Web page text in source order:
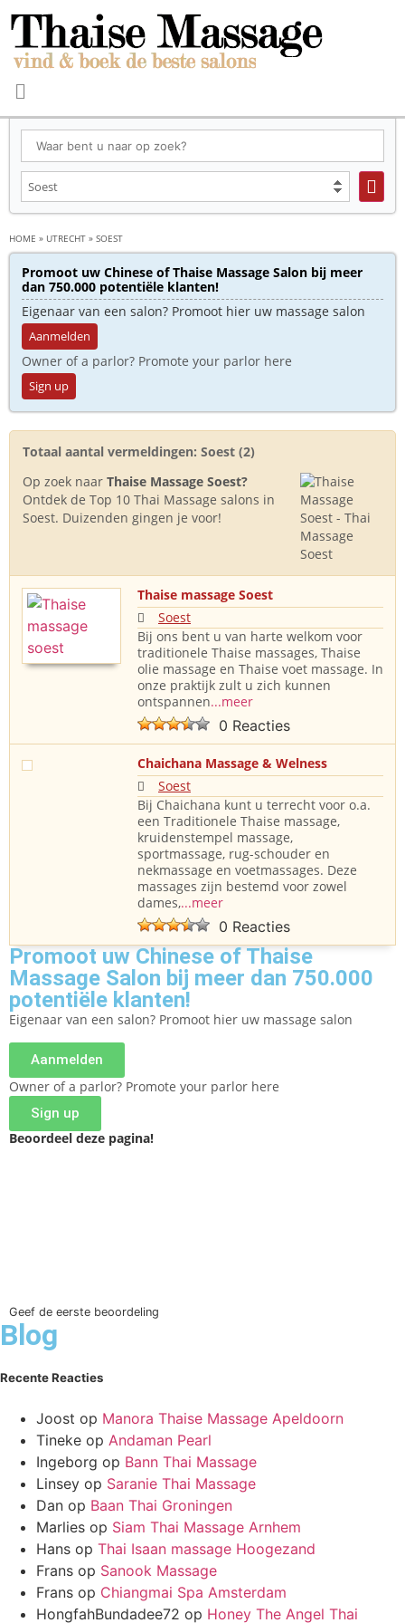
HOME » UTRECHT » SOEST
Promoot uw Chinese of Thaise Massage Salon bij meer
dan 750.000 potentiële klanten!
Eigenaar van een salon? Promoot hier uw massage salon
Aanmelden
Owner of a parlor? Promote your parlor here
Sign up
Totaal aantal vermeldingen: Soest (2)
Op zoek naar Thaise Massage Soest?
Ontdek de Top 10 Thai Massage salons in
Soest. Duizenden gingen je voor!
Thaise massage Soest
Soest
Bij ons bent u van harte welkom voor
traditionele Thaise massages, Thaise
olie massage en Thaise voet massage. In
onze praktijk zult u zich kunnen
ontspannen...meer
0 Reacties
Chaichana Massage & Welness
Soest
Bij Chaichana kunt u terrecht voor o.a.
een Traditionele Thaise massage,
kruidenstempel massage,
sportmassage, rug-schouder en
nekmassage en voetmassages. Deze
massages zijn bestemd voor zowel
dames,...meer
0 Reacties
Promoot uw Chinese of Thaise
Massage Salon bij meer dan 750.000
potentiële klanten!
Eigenaar van een salon? Promoot hier uw massage salon
Aanmelden
Owner of a parlor? Promote your parlor here
Sign up
Beoordeel deze pagina!
Geef de eerste beoordeling
Blog
Recente Reacties
Joost op Manora Thaise Massage Apeldoorn
Tineke op Andaman Pearl
Ingeborg op Bann Thai Massage
Linsey op Saranie Thai Massage
Dan op Baan Thai Groningen
Marlies op Siam Thai Massage Arnhem
Hans op Thai Isaan massage Hoogezand
Frans op Sanook Massage
Frans op Chiangmai Spa Amsterdam
HongfahBundadee72 op Honey The Angel Thai